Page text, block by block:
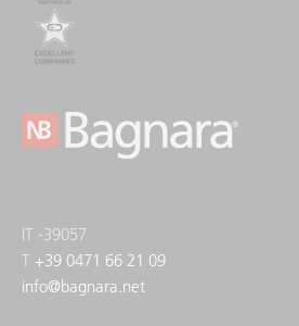
IT -39057
T +39 0471 66 21 09
info@bagnara.net